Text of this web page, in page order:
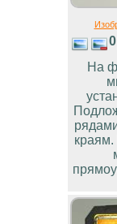
0
На